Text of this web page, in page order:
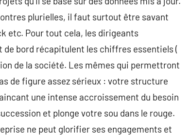
plurielles, il faut surtout être savant
etc. Pour tout cela, les dirigeants
de bord récapitulent les chiffres essentiels (
de la société. Les mêmes qui permettront
de figure assez sérieux : votre structure
une intense accroissement du besoin
et plonge votre sou dans le rouge.
ne peut glorifier ses engagements et